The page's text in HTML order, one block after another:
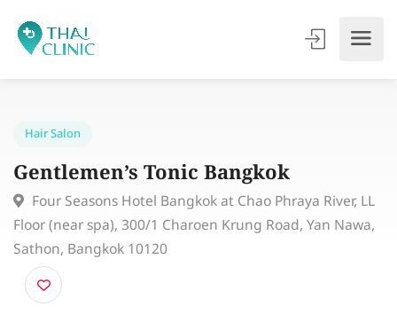
Gentlemen’s Tonic Bangkok
Four Seasons Hotel Bangkok at Chao Phraya River,
Floor (near spa), 300/1 Charoen Krung Road, Yan
Sathon, Bangkok 10120